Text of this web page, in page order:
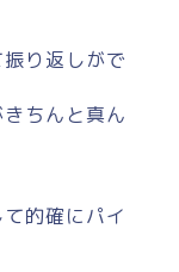
り返しがで
ちんと真ん
的確にパイ